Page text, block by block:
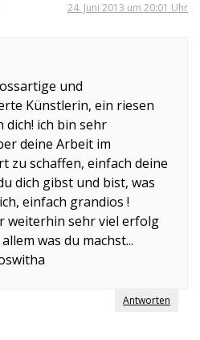
24. Juni 2013 um 20:01 Uhr
und
Künstlerin, ein riesen
dich! ich bin sehr
deine Arbeit im
zu schaffen, einfach deine
dich gibst und bist, was
einfach grandios !
weiterhin sehr viel erfolg
was du machst...
Antworten